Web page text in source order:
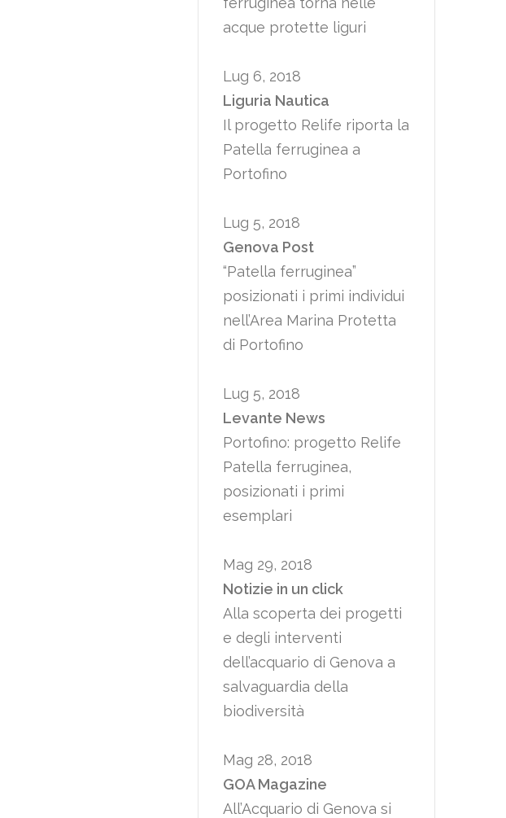
acque protette liguri
Lug 6, 2018
Liguria Nautica
Il progetto Relife riporta la
Patella ferruginea a
Portofino
Lug 5, 2018
Genova Post
“Patella ferruginea”
posizionati i primi individui
nell’Area Marina Protetta
di Portofino
Lug 5, 2018
Levante News
Portofino: progetto Relife
Patella ferruginea,
posizionati i primi
esemplari
Mag 29, 2018
Notizie in un click
Alla scoperta dei progetti
e degli interventi
dell’acquario di Genova a
salvaguardia della
biodiversità
Mag 28, 2018
GOA Magazine
All’Acquario di Genova si